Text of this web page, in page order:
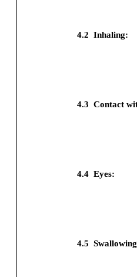
4.2 Inhaling:
4.3 Contact
4.4 Eyes:
4.5